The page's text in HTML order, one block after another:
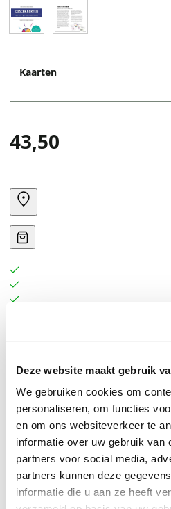
Deze website maakt gebruik
We gebruiken cookies om
personaliseren, om functies
en om ons websiteverkeer te
informatie over uw gebruik van
partners voor social media,
partners kunnen deze
informatie die u aan ze heeft
Kaarten
43,50
inspirerende, visuele en
onderbouwde manier in
gedragsverandering
Een positieve
energiek en gezond te voelen.
naar een gezonde leefstijl is
Het veranderen van gedrag is